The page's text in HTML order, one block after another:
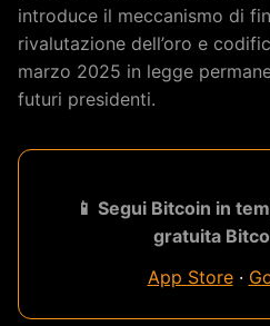
introduce il meccanismo di
rivalutazione dell’oro e
marzo 2025 in legge
futuri presidenti.
📱 Segui Bitcoin in
gratuita
App Store·